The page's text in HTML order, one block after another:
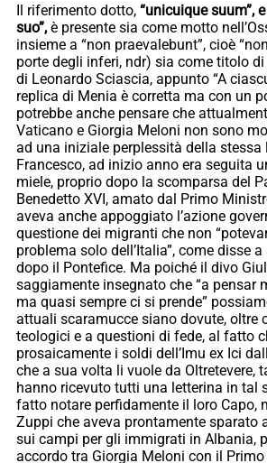
Il riferimento dotto, “unicuique suum”,
suo”, è presente sia come motto
insieme a “non praevalebunt”, cioè
porte degli inferi, ndr) sia come titolo
di Leonardo Sciascia, appunto “A
replica di Menia è corretta ma con un
potrebbe anche pensare che
Vaticano e Giorgia Meloni non sono
ad una iniziale perplessità della stessa
Francesco, ad inizio anno era seguita
miele, proprio dopo la scomparsa del
Benedetto XVI, amato dal Primo
aveva anche appoggiato l’azione
questione dei migranti che non
problema solo dell’Italia”, come disse
dopo il Pontefice. Ma poiché il divo
saggiamente insegnato che “a pensar
ma quasi sempre ci si prende”
attuali scaramucce siano dovute, oltre
teologici e a questioni di fede, al fatto
prosaicamente i soldi dell’Imu ex Ici
che a sua volta li vuole da Oltretevere,
hanno ricevuto tutti una letterina in tal
fatto notare perfidamente il loro Capo,
Zuppi che aveva prontamente sparato
sui campi per gli immigrati in Albania,
accordo tra Giorgia Meloni con il